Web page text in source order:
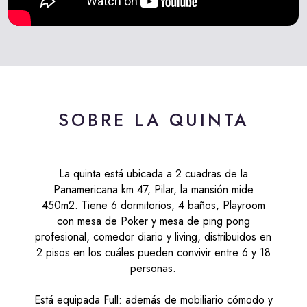
SOBRE LA QUINTA
La quinta está ubicada a 2 cuadras de la
Panamericana km 47, Pilar, la mansión mide
450m2. Tiene 6 dormitorios, 4 baños, Playroom
con mesa de Poker y mesa de ping pong
profesional, comedor diario y living, distribuidos en
2 pisos en los cuáles pueden convivir entre 6 y 18
personas.
Está equipada Full: además de mobiliario cómodo y